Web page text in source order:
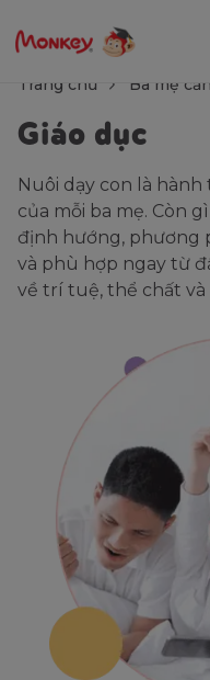
Trang chủ Ba mẹ
Giáo dục
Nuôi dạy con là
của mỗi ba mẹ. Còn
định hướng, phương
và phù hợp ngay từ
về trí tuệ, thể chất và